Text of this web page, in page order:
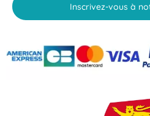
Inscrivez-vous à